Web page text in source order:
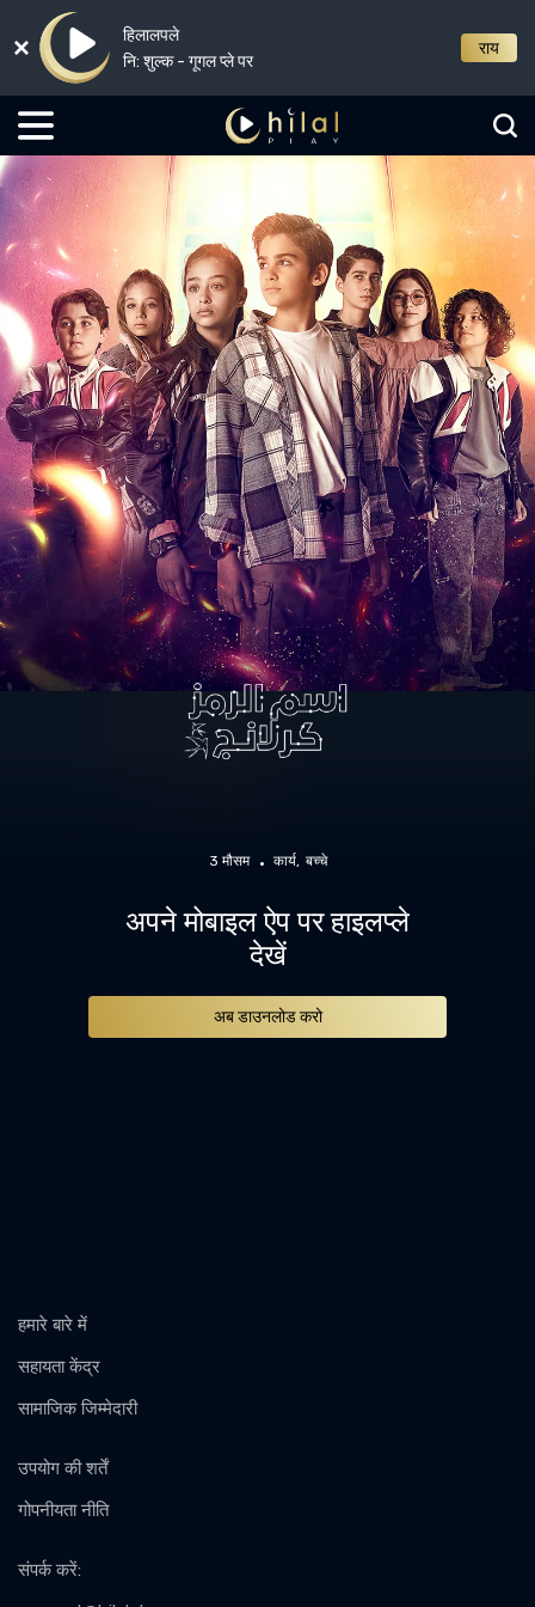
हिलालपले
नि: शुल्क - गूगल प्ले पर
राय
3 मौसम कार्य बच्चे
अपने मोबाइल ऐप पर हाइलप्ले
देखें
अब डाउनलोड करो
हमारे बारे में
सहायता केंद्र
सामाजिक जिम्मेदारी
उपयोग की शर्तें
गोपनीयता नीति
संपर्क करें: